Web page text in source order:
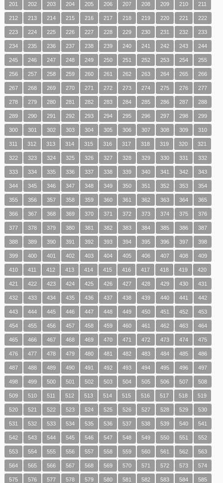
201 202 203 204 205 206 207 208 209 210 211
212 213 214 215 216 217 218 219 220 221 222
223 224 225 226 227 228 229 230 231 232 233
234 235 236 237 238 239 240 241 242 243 244
245 246 247 248 249 250 251 252 253 254 255
256 257 258 259 260 261 262 263 264 265 266
267 268 269 270 271 272 273 274 275 276 277
278 279 280 281 282 283 284 285 286 287 288
289 290 291 292 293 294 295 296 297 298 299
300 301 302 303 304 305 306 307 308 309 310
311 312 313 314 315 316 317 318 319 320 321
322 323 324 325 326 327 328 329 330 331 332
333 334 335 336 337 338 339 340 341 342 343
344 345 346 347 348 349 350 351 352 353 354
355 356 357 358 359 360 361 362 363 364 365
366 367 368 369 370 371 372 373 374 375 376
377 378 379 380 381 382 383 384 385 386 387
388 389 390 391 392 393 394 395 396 397 398
399 400 401 402 403 404 405 406 407 408 409
410 411 412 413 414 415 416 417 418 419 420
421 422 423 424 425 426 427 428 429 430 431
432 433 434 435 436 437 438 439 440 441 442
443 444 445 446 447 448 449 450 451 452 453
454 455 456 457 458 459 460 461 462 463 464
465 466 467 468 469 470 471 472 473 474 475
476 477 478 479 480 481 482 483 484 485 486
487 488 489 490 491 492 493 494 495 496 497
498 499 500 501 502 503 504 505 506 507 508
509 510 511 512 513 514 515 516 517 518 519
520 521 522 523 524 525 526 527 528 529 530
531 532 533 534 535 536 537 538 539 540 541
542 543 544 545 546 547 548 549 550 551 552
553 554 555 556 557 558 559 560 561 562 563
564 565 566 567 568 569 570 571 572 573 574
575 576 577 578 579 580 581 582 583 584 585